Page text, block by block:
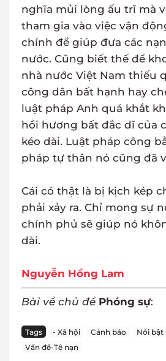
nghĩa mủi lòng ấu trĩ mà
tham gia vào việc vận
chính để giúp đưa các
nước. Cũng biết thế để
nhà nước Việt Nam thiếu
công dân bất hạnh hay
luật pháp Anh quá khắt
hồi hương bất đắc dĩ của
kéo dài. Luật pháp công
pháp tự thân nó cũng đã
Cái có thật là bị kịch kép
phải xảy ra. Chỉ mong sự
chính phủ sẽ giúp nó
dài.
Nguyễn Hồng Lam
Bài về chủ đề Phóng sự:
Tags - Xã hội Cảnh báo Nổi bật
Vấn đề-Tệ nạn